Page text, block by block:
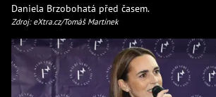
Daniela Brzobohatá před časem.
Zdroj: eXtra.cz/Tomáš Martínek